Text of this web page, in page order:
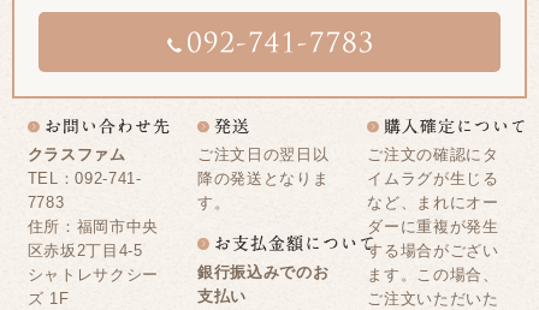
クラスファム
TEL：092-741-
7783
住所：福岡市中央
区赤坂2丁目4-5
シャトレサクシー
ズ 1F
ご注文日の翌日以
降の発送となりま
す。
銀行振込みでのお
支払い
ご注文の確認にタ
イムラグが生じる
など、まれにオー
ダーに重複が発生
する場合がござい
ます。この場合、
ご注文いただいた